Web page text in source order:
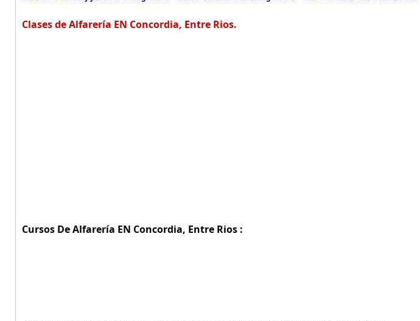
Clases de Alfarería EN Concordia, Entre Rios.
Cursos De Alfarería EN Concordia, Entre Rios :